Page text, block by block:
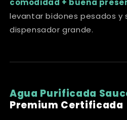
comodidad + buena
levantar bidones pesados y
dispensador grande.
Agua Purificada
Premium Certificada